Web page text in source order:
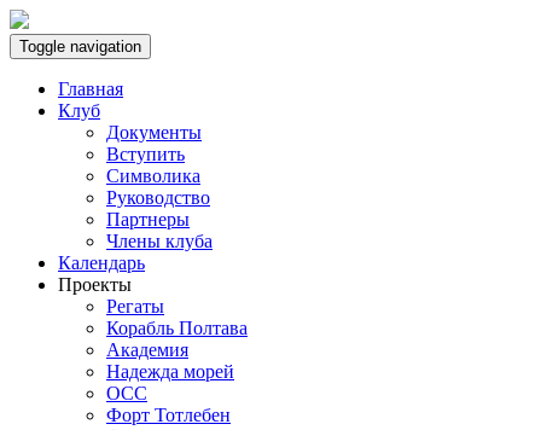
Toggle navigation
Главная
Клуб
Документы
Вступить
Символика
Руководство
Партнеры
Члены клуба
Календарь
Проекты
Регаты
Корабль Полтава
Академия
Надежда морей
ОСС
Форт Тотлебен